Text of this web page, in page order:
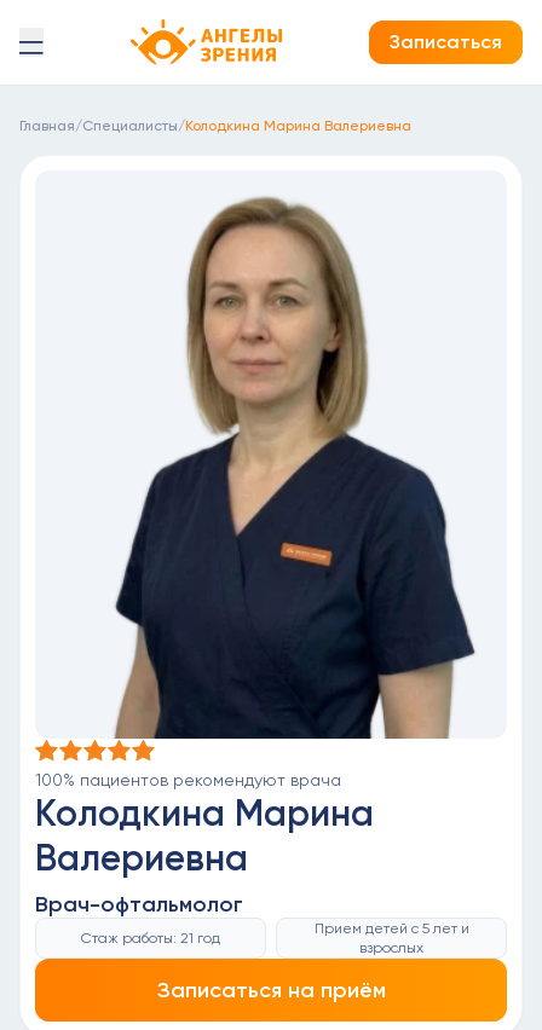
Детская офтальмология Ангелы зрения!
Записаться
Главная/Специалисты/Колодкина Марина Валериевна
100% пациентов рекомендуют врача
Колодкина Марина
Валериевна
Врач-офтальмолог
Стаж работы: 21 год
Прием детей с 5 лет и
взрослых
Записаться на приём